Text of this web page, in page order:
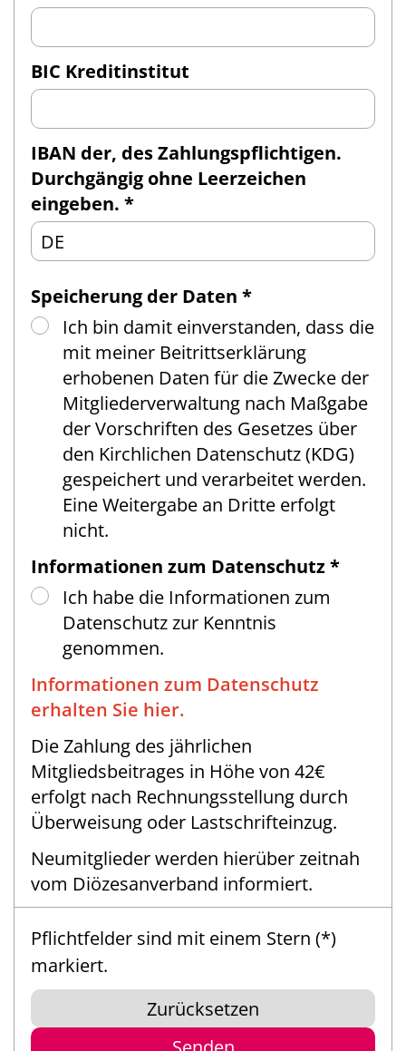
BIC Kreditinstitut
IBAN der, des Zahlungspflichtigen.
Durchgängig ohne Leerzeichen
eingeben. *
Speicherung der Daten *
Ich bin damit einverstanden, dass die
mit meiner Beitrittserklärung
erhobenen Daten für die Zwecke der
Mitgliederverwaltung nach Maßgabe
der Vorschriften des Gesetzes über
den Kirchlichen Datenschutz (KDG)
gespeichert und verarbeitet werden.
Eine Weitergabe an Dritte erfolgt
nicht.
Informationen zum Datenschutz *
Ich habe die Informationen zum
Datenschutz zur Kenntnis
genommen.
Informationen zum Datenschutz
erhalten Sie hier.
Die Zahlung des jährlichen
Mitgliedsbeitrages in Höhe von 42€
erfolgt nach Rechnungsstellung durch
Überweisung oder Lastschrifteinzug.
Neumitglieder werden hierüber zeitnah
vom Diözesanverband informiert.
Pflichtfelder sind mit einem Stern (*)
markiert.
Zurücksetzen